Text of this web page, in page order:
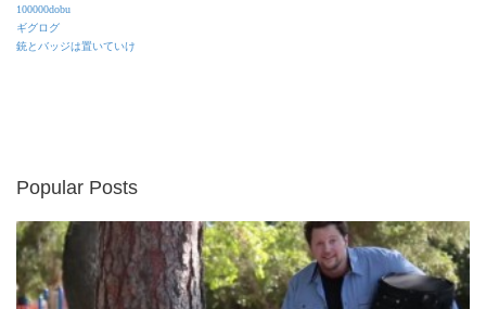
100000dobu
ギグログ
銃とバッジは置いていけ
Popular Posts